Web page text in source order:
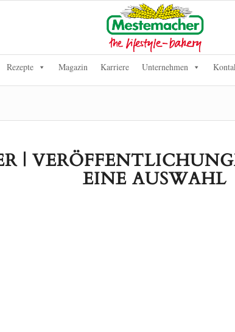
Rezepte Magazin Karriere Unternehmen
|
EINE AUSWAHL